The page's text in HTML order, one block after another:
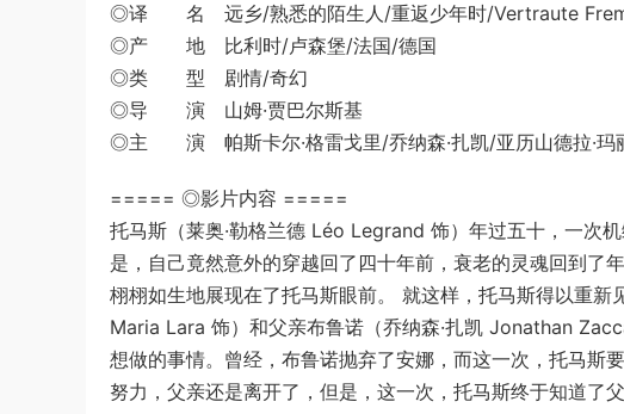
◎译 名 远乡/熟悉的陌生人/重返少年时/Vertraute
◎产 地 比利时/卢森堡/法国/德国
◎类 型 剧情/奇幻
◎导 演 山姆·贾巴尔斯基
◎主 演 帕斯卡尔·格雷戈里/乔纳森·扎凯/亚历山德拉·玛丽
===== ◎影片内容 =====
托马斯（莱奥·勒格兰德 Léo Legrand 饰）年过五十，一次
是，自己竟然意外的穿越回了四十年前，衰老的灵魂回到了
栩栩如生地展现在了托马斯眼前。 就这样，托马斯得以重新
Maria Lara 饰）和父亲布鲁诺（乔纳森·扎凯 Jonathan
想做的事情。曾经，布鲁诺抛弃了安娜，而这一次，托马斯
努力，父亲还是离开了，但是，这一次，托马斯终于知道了